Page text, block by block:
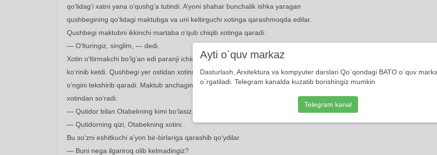
qo‘lidag‘i xatni yana o‘qushg‘a tutindi. A’yoni shahar bunchalik ishka yaragan
qushbegining qo‘lidagi maktubga va uni keltirguchi xotinga qarashmoqda edilar.
Qushbegi maktubni ikkinchi martaba o‘qub chiqib xotinga qaradi:
— O‘lturingiz, singlim, — dedi.
Xotin o‘ltirmakchi bo‘lg‘an edi paranji ichidan uning atlas ko‘ylaklari va nafis oq qo‘llari
ko‘rinib ketdi. Qushbegi yer ostidan xotinni kuzatdida, qo‘lidag‘i maktubning orqa,
o‘ngini tekshirib qaradi. Maktub anchagina uring‘an, qog‘ozi shaloqlang‘an edi. So‘ngra
xotindan so‘radi:
— Qutidor bilan Otabekning kimi bo‘lasiz, singlim?
— Qutidorning qizi, Otabekning xotini.
Bu so‘zni eshitkuchi a’yon bir-birlariga qarashib qo‘ydilar.
— Buni nega ilgariroq olib kelmadingiz?
Ayti o`quv markaz
Dasturlash, Arxitektura va kompyuter darslari Qo`qondagi BATO o`quv
o`rgatiladi. Telegram kanalda kuzatib borishingiz mumkin
Telegram kanal